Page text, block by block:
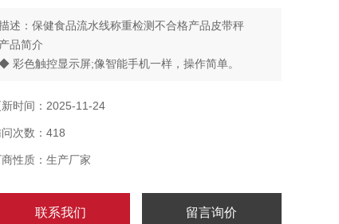
述：保健食品流水线称重检测不合格产品皮带秤
产品简介
彩色触控显示屏;像智能手机一样，操作简单。
。
切换产品。
不合格产品查询打印。
高用户满意度，降低成本。
◆ 气吹式剔除装置，针对不同产品做不同的剔除方式。
时间：2025-11-24
次数：418
商性质：生产厂家
联系我们 留言询价